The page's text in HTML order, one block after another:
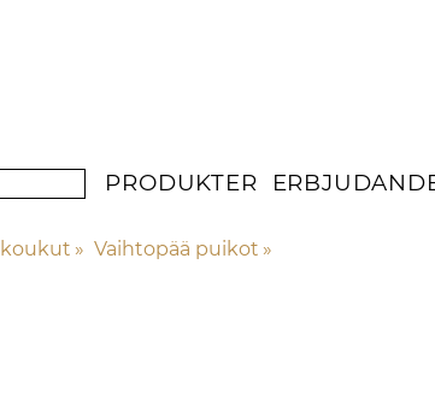
PRODUKTER
‪» Vaihtopää puikot ‪»